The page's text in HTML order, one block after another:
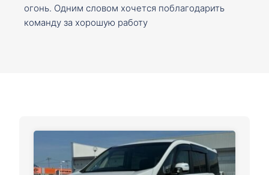
огонь. Одним словом хочется поблагодарить
команду за хорошую работу